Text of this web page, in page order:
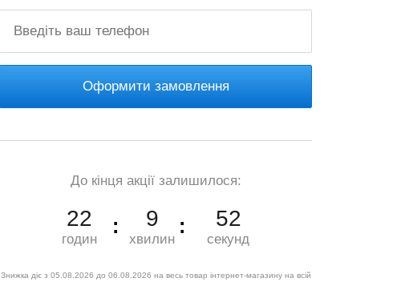
Оформити замовлення
До кінця акції залишилося:
22
годин
9
хвилин
51
секунд
Знижка діє з 05.08.2026 до 06.08.2026 на весь товар інтернет-магазину на всій